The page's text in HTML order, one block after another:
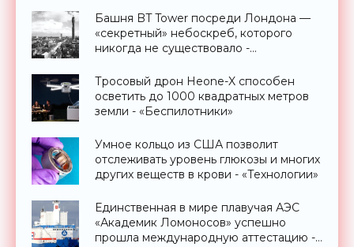
Башня BT Tower посреди Лондона —
«секретный» небоскреб, которого
никогда не существовало -
Тросовый дрон Heone-X способен
осветить до 1000 квадратных метров
земли - «Беспилотники»
Умное кольцо из США позволит
отслеживать уровень глюкозы и многих
других веществ в крови - «Технологии»
Единственная в мире плавучая АЭС
«Академик Ломоносов» успешно
прошла международную аттестацию -